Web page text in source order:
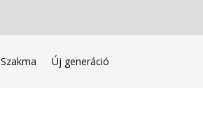
Szakma Új generáció